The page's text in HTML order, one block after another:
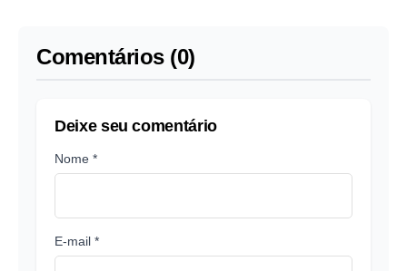
Comentários (0)
Deixe seu comentário
Nome *
E-mail *